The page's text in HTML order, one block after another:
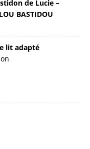
de Lucie –
BASTIDOU
lit adapté